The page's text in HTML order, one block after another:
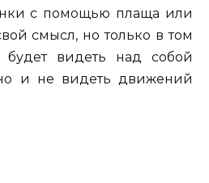
с помощью плаща или
смысл, но только в том
будет видеть над собой
и не видеть движений